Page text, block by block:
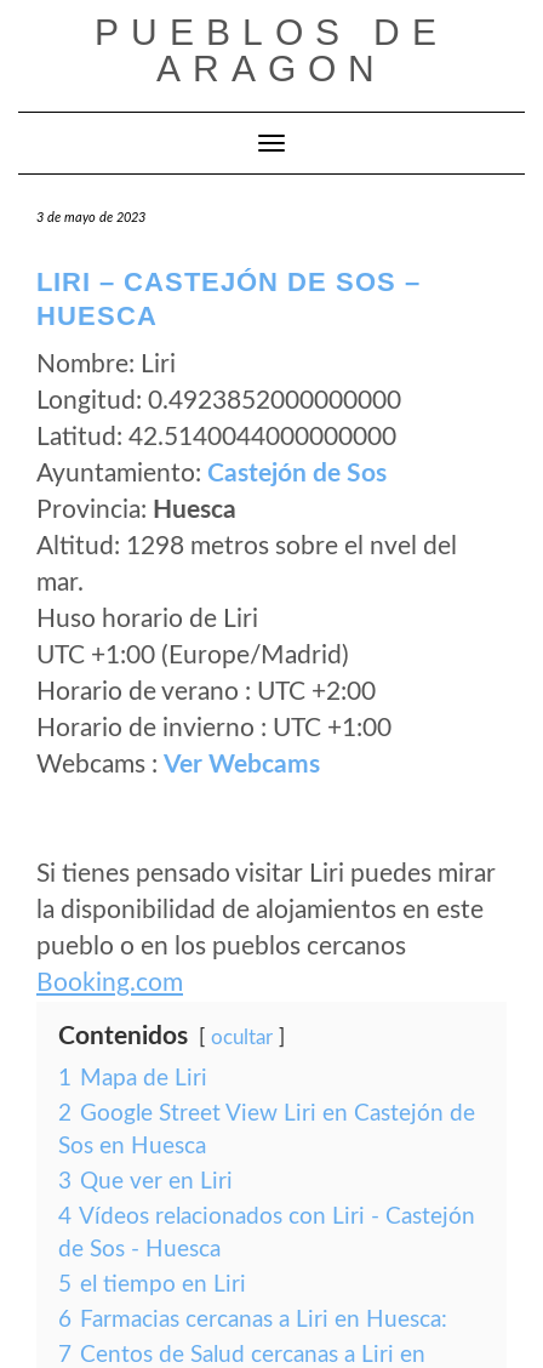
PUEBLOS DE
ARAGON
Cambiar modo de navegación
3 de mayo de 2023
LIRI – CASTEJÓN DE SOS –
HUESCA
Nombre: Liri
Longitud: 0.4923852000000000
Latitud: 42.5140044000000000
Ayuntamiento: Castejón de Sos
Provincia: Huesca
Altitud: 1298 metros sobre el nvel del
mar.
Huso horario de Liri
UTC +1:00 (Europe/Madrid)
Horario de verano : UTC +2:00
Horario de invierno : UTC +1:00
Webcams : Ver Webcams
Si tienes pensado visitar Liri puedes mirar
la disponibilidad de alojamientos en este
pueblo o en los pueblos cercanos
Booking.com
Contenidos ocultar
1 Mapa de Liri
2 Google Street View Liri en Castejón de
Sos en Huesca
3 Que ver en Liri
4 Vídeos relacionados con Liri - Castejón
de Sos - Huesca
5 el tiempo en Liri
6 Farmacias cercanas a Liri en Huesca:
7 Centos de Salud cercanas a Liri en